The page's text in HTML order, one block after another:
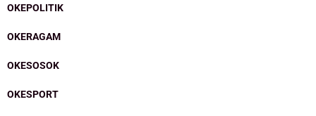
OKEPOLITIK
OKERAGAM
OKESOSOK
OKESPORT